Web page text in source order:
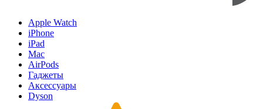
Apple Watch
iPhone
iPad
Mac
AirPods
Гаджеты
Аксессуары
Dyson